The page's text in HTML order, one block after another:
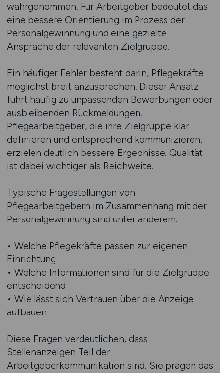
wahrgenommen. Für Arbeitgeber bedeutet das
eine bessere Orientierung im Prozess der
Personalgewinnung und eine gezielte
Ansprache der relevanten Zielgruppe.
Ein häufiger Fehler besteht darin, Pflegekräfte
möglichst breit anzusprechen. Dieser Ansatz
führt häufig zu unpassenden Bewerbungen oder
ausbleibenden Rückmeldungen.
Pflegearbeitgeber, die ihre Zielgruppe klar
definieren und entsprechend kommunizieren,
erzielen deutlich bessere Ergebnisse. Qualität
ist dabei wichtiger als Reichweite.
Typische Fragestellungen von
Pflegearbeitgebern im Zusammenhang mit der
Personalgewinnung sind unter anderem:
• Welche Pflegekräfte passen zur eigenen
Einrichtung
• Welche Informationen sind für die Zielgruppe
entscheidend
• Wie lässt sich Vertrauen über die Anzeige
aufbauen
Diese Fragen verdeutlichen, dass
Stellenanzeigen Teil der
Arbeitgeberkommunikation sind. Sie prägen das